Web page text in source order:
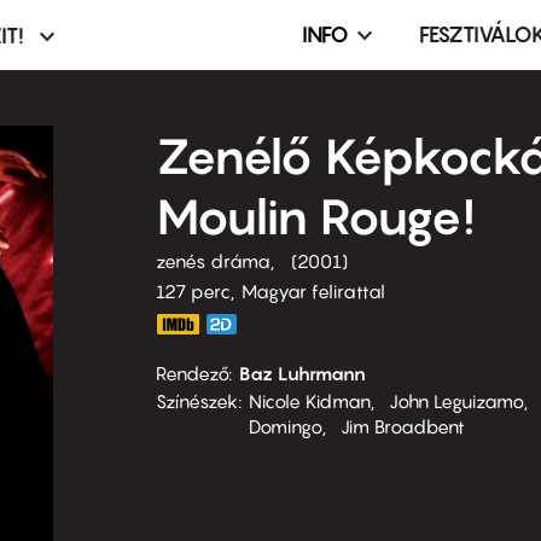
Infó,
terembérlés
menü
INFO
Zenélő
Moulin Rouge!
zenés dráma
2001
127 perc,
Magyar felirattal
Rendező Baz Luhrmann
Színészek
Nicole Kidman John Leguizamo
Domingo
Jim Broadbent